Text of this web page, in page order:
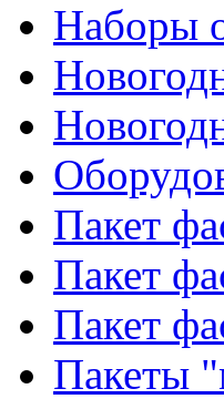
Наборы
Пакет
Пакет
Пакет
Пакеты